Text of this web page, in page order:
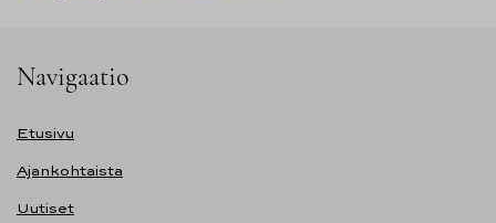
Navigaatio
Etusivu
Ajankohtaista
Uutiset